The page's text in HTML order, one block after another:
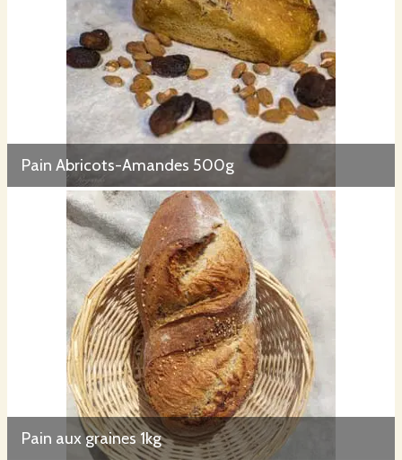
Pain Abricots-Amandes 500g
Pain aux graines 1kg